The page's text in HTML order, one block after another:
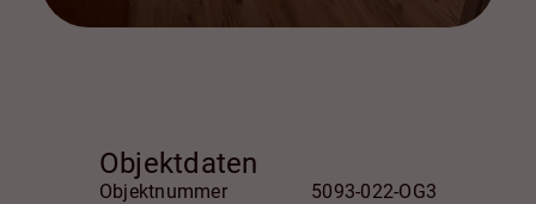
Objektdaten
Objektnummer 5093-022-OG3